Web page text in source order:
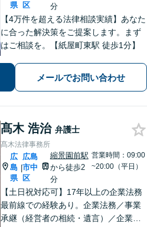
県
区
分
【4万件を超える法律相談実績】あなた
に合った解決策をご提案します。まず
はご相談を。【紙屋町東駅 徒歩1分】
メールでお問い合わせ
髙木 浩治 弁護士
髙木法律事務所
広
島
県
|
広島
市中
区
縮景園前駅
から徒歩2
分
営業時間：09:00
~20:00（平日）
【土日祝対応可】17年以上の企業法務
最前線での経験あり。企業法務／事業
承継（経営者の相続・遺言）／企業の